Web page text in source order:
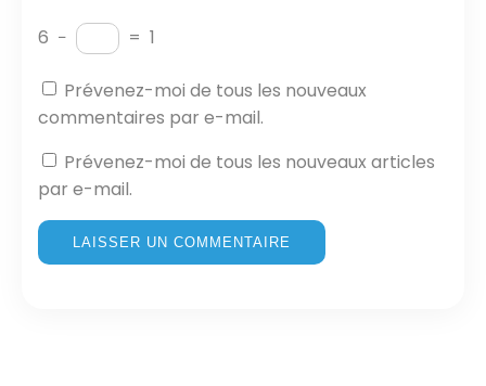
6 − = 1
Prévenez-moi de tous les nouveaux
commentaires par e-mail.
Prévenez-moi de tous les nouveaux articles
par e-mail.